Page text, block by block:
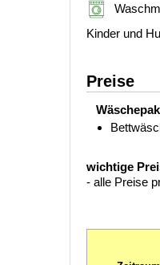
Kinder und
Preise
wichtige
- alle Preise